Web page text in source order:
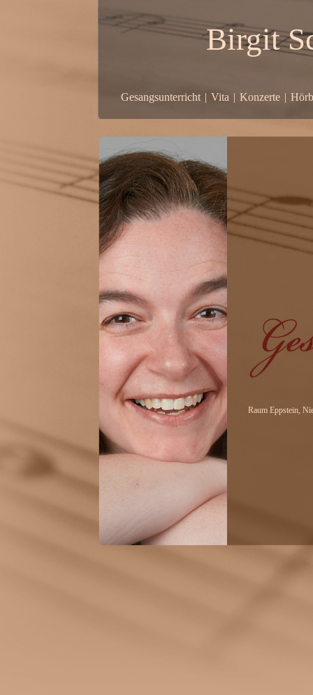
Birgit
Gesangsunterricht | Vita | Konzerte |
Raum Eppstein,